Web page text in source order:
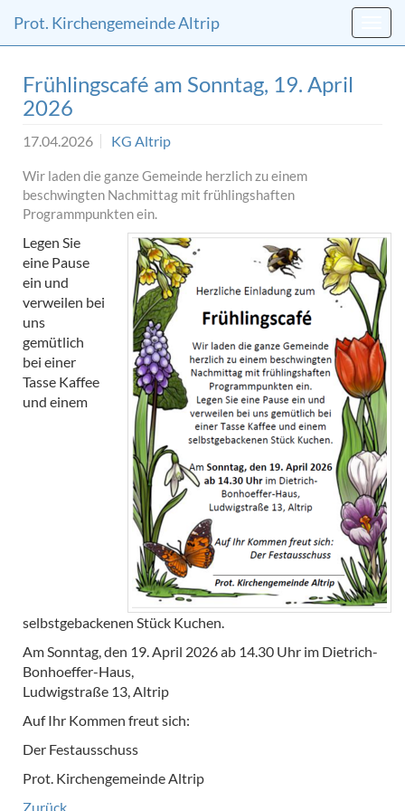
zum
Inhalt
Prot. Kirchengemeinde Altrip
zum
Inhalt
Frühlingscafé am Sonntag, 19. April
2026
17.04.2026 KG Altrip
Wir laden die ganze Gemeinde herzlich zu einem
beschwingten Nachmittag mit frühlingshaften
Programmpunkten ein.
Legen Sie
eine Pause
ein und
verweilen bei
uns
gemütlich
bei einer
Tasse Kaffee
und einem
selbstgebackenen Stück Kuchen.
Am Sonntag, den 19. April 2026 ab 14.30 Uhr im Dietrich-
Bonhoeffer-Haus,
Ludwigstraße 13, Altrip
Auf Ihr Kommen freut sich:
Der Festausschuss
Prot. Kirchengemeinde Altrip
Zurück